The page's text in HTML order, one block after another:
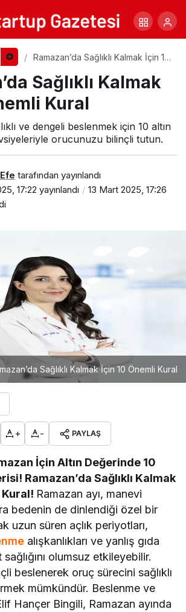
Ramazan’da Sağlıklı Kalmak İçin 10
Sağlıklı Kalmak
Kural
ve dengeli beslenmek için 10 altın
orucunuzu bilinçli tutun.
tarafından yayınlandı
17:22 yayınlandı
13 Mart 2025, 17:26
Sağlıklı Kalmak İçin 10 Önemli Kural
+ - PAYLAŞ
İçin Altın Değerinde 10
Ramazan’da Sağlıklı Kalmak
Kural! Ramazan ayı, manevi
bedenin de dinlendiği özel bir
uzun süren açlık periyotları,
alışkanlıkları ve yanlış gıda
olumsuz etkileyebilir.
beslenerek oruç sürecini sağlıklı
mümkündür. Beslenme ve
Hançer Bingili, Ramazan ayında
Summit’25 İçin Geri Sayım!
Paylaş